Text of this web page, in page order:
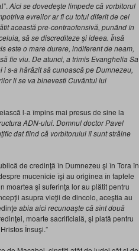
Aici se dovedeşte limpede că vorbitorul
evreilor ar fi cu totul diferit de cel
această pre-contraofensivă, punând în
să se discrediteze şi ideea. Însă
este o mare durere, indiferent de neam,
fie viu. De atunci, a trimis Evanghelia Sa
s-a hărăzit să cunoască pe Dumnezeu,
li se va binevesti Cuvântul lui
l-a împins mai presus de sine la
ADN-ului. Domnul doctor Pavel
dat fiind că vorbitorului îi sunt străine
de credinţă în Dumnezeu şi în Tora în
mucenicie îşi au originea în faptele
moartea şi suferinţa lor au plătit pentru
asupra vieţii de dincolo, aceştia au
abia aici recunoaşte că sînt două
moarte sacrificială, şi plată pentru
Însuşi.”